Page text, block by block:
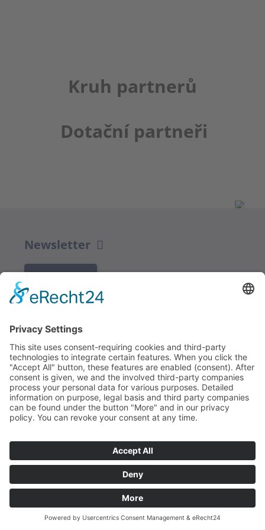
Kruh partnerů
Dotační partneři
Newsletter
Redakce bbkult.net
Centrum Bavaria Bohemia (CeBB)
Dr. Veronika Hofinger
Freyung 1, 92539 Schönsee
Tel.:+49 (0)9674 / 92 48 78
veronika.hofinger@cebb.de
bbkult.net
Ochrana osobních údajů